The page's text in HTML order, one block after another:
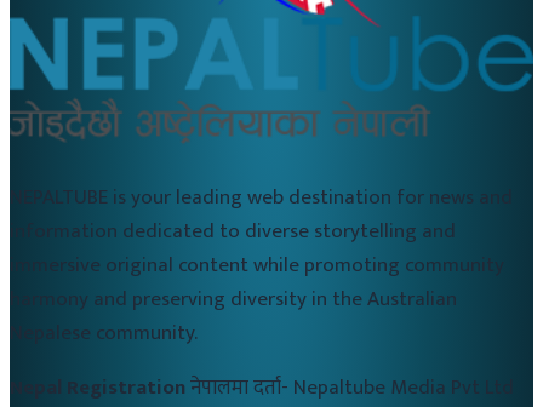
NEPALTUBE is your leading web destination for news and
information dedicated to diverse storytelling and
immersive original content while promoting community
harmony and preserving diversity in the Australian
Nepalese community.
Nepal Registrationनेपालमा दर्ता- Nepaltube Media Pvt Ltd